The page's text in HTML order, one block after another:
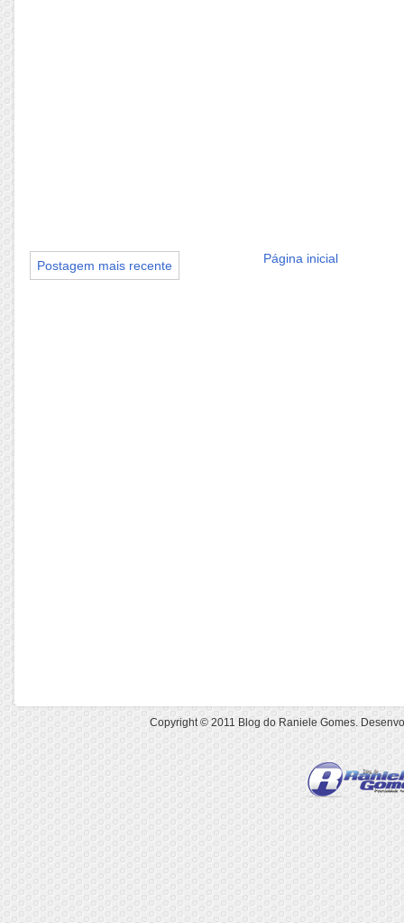
Postagem mais recente Página inicial
Copyright © 2011Blog do Raniele Gomes.